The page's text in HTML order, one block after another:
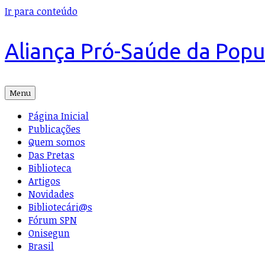
Ir para conteúdo
Aliança Pró-Saúde da
Menu
Página Inicial
Publicações
Quem somos
Das Pretas
Biblioteca
Artigos
Novidades
Bibliotecári@s
Fórum SPN
Onisegun
Brasil